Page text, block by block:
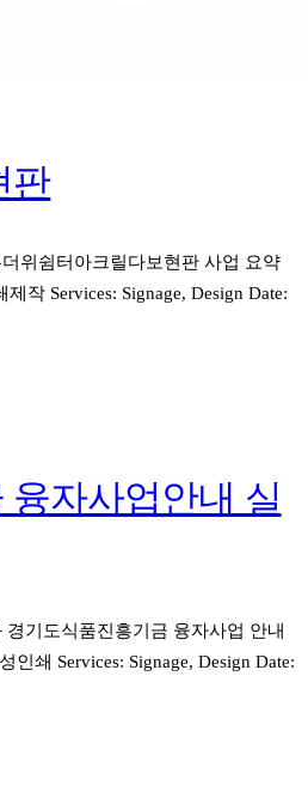
판
위쉼터아크릴다보현판 사업 요약
작 Services: Signage, Design Date:
융자사업안내 실
기도식품진흥기금 융자사업 안내
인쇄 Services: Signage, Design Date: